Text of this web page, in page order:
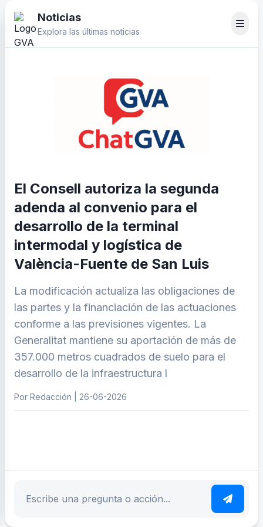
Noticias
Explora las últimas noticias
El Consell autoriza la segunda
adenda al convenio para el
desarrollo de la terminal
intermodal y logística de
València-Fuente de San Luis
La modificación actualiza las obligaciones de
las partes y la financiación de las actuaciones
conforme a las previsiones vigentes. La
Generalitat mantiene su aportación de más de
357.000 metros cuadrados de suelo para el
desarrollo de la infraestructura l
Por Redacción | 26-06-2026
Escribe tu pregunta